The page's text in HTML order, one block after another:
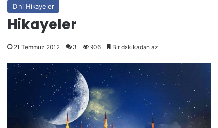
Dini Hikayeler
Hikayeler
21 Temmuz 2012 3 906 Bir dakikadan az